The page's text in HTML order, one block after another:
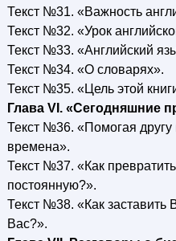
Текст №31. «Важность
Текст №32. «Урок
Текст №33. «Английский
Текст №34. «О словарях».
Текст №35. «Цель этой
Глава VI. «Сегодняшние
Текст №36. «Помогая другу
времена».
Текст №37. «Как
постоянную?».
Текст №38. «Как заставить
Вас?».